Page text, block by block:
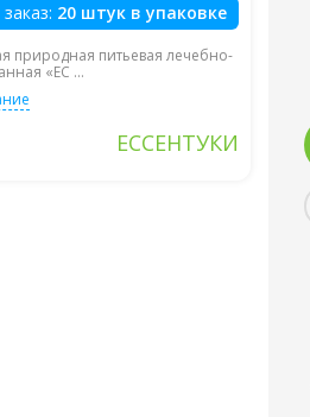
20 штук в упаковке
природная питьевая лечебно-
«ЕС ...
ЕССЕНТУКИ